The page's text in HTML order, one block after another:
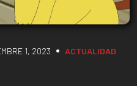
1, 2023 • ACTUALIDAD